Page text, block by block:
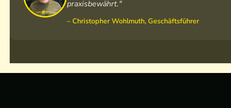
praxisbewährt."
– Christopher Wohlmuth, Geschäftsführer